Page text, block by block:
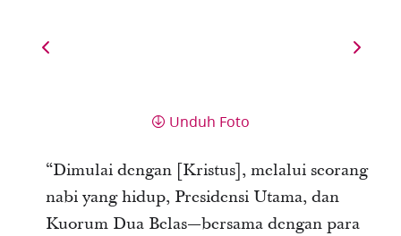
Unduh Foto
“Dimulai dengan [Kristus], melalui seorang
nabi yang hidup, Presidensi Utama, dan
Kuorum Dua Belas—bersama dengan para